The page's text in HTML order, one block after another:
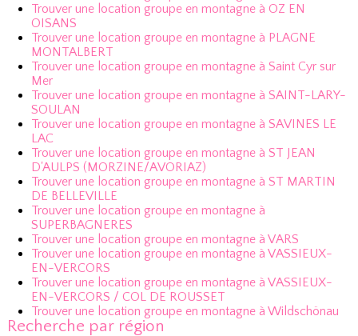
Trouver une location groupe en montagne à OZ EN
OISANS
Trouver une location groupe en montagne à PLAGNE
MONTALBERT
Trouver une location groupe en montagne à Saint Cyr sur
Mer
Trouver une location groupe en montagne à SAINT-LARY-
SOULAN
Trouver une location groupe en montagne à SAVINES LE
LAC
Trouver une location groupe en montagne à ST JEAN
D'AULPS (MORZINE/AVORIAZ)
Trouver une location groupe en montagne à ST MARTIN
DE BELLEVILLE
Trouver une location groupe en montagne à
SUPERBAGNERES
Trouver une location groupe en montagne à VARS
Trouver une location groupe en montagne à VASSIEUX-
EN-VERCORS
Trouver une location groupe en montagne à VASSIEUX-
EN-VERCORS / COL DE ROUSSET
Trouver une location groupe en montagne à Wildschönau
Recherche par région